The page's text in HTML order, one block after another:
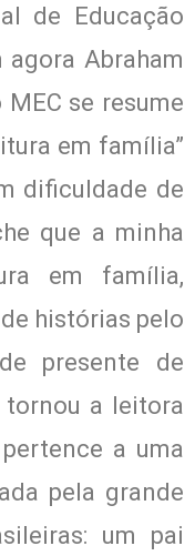
de Educação
Abraham
se resume
em família”
dificuldade de
que a minha
em família,
histórias pelo
presente de
a leitora
a uma
pela grande
um pai